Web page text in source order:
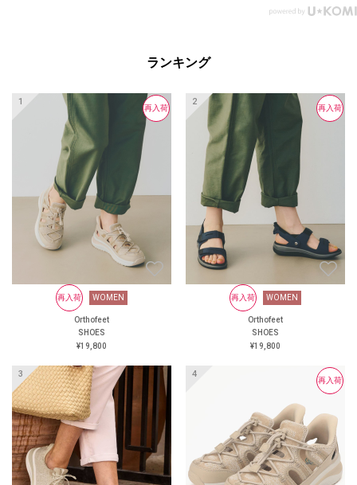
阪急 オーソフィート鶴屋百貨
#orthofeet #オーソフィート #
ハンズフリーシューズ
#handsfreeshoes #健康投資 #痛
くない靴 #蒸れない靴 #疲れ
にくい靴
分好みにカスタムできるパー
で水辺もOKな「カリプソ」
＆「ネプチューン」など、あ
ンストレス」に変える1足を選
ぼう！ ＜直営店舗＞ オーソ
フィート新宿 オーソフィート
伊勢丹立川 オーソフィート
大丸京都店 オーソフィート
阪神 オーソフィート西宮阪急
オーソフィート鶴屋百貨店 ＜
オンラインショップ＞
https://www.orthofeet.jp/
#orthofeet #オーソフィート #
ハンズフリーシューズ
#handsfreeshoes #健康投資 #痛
くない靴 #蒸れない靴 #疲れ
にくい靴
ランキング
再入荷
再入荷 WOMEN
Orthofeet
SHOES
¥19,800
再入荷
再入荷 WOMEN
Orthofeet
SHOES
¥19,800
再入荷
再入荷
再入荷 WOMEN
Orthofeet
SHOES
¥19,800
WOMEN
Orthofeet
SHOES
¥24,200
再入荷